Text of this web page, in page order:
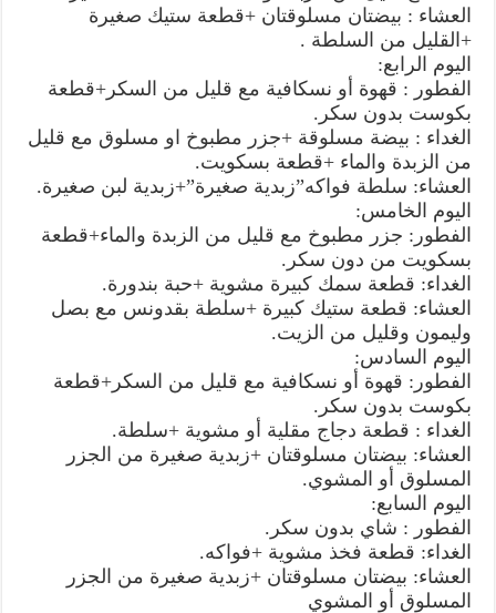
العشاء : بيضتان مسلوقتان +قطعة ستيك صغيرة
+القليل من السلطة .
اليوم الرابع:
الفطور : قهوة أو نسكافية مع قليل من السكر+قطعة
بكوست بدون سكر.
الغداء : بيضة مسلوقة +جزر مطبوخ او مسلوق مع قليل
من الزبدة والماء +قطعة بسكويت.
العشاء: سلطة فواكه”زبدية صغيرة”+زبدية لبن صغيرة.
اليوم الخامس:
الفطور: جزر مطبوخ مع قليل من الزبدة والماء+قطعة
بسكويت من دون سكر.
الغداء: قطعة سمك كبيرة مشوية +حبة بندورة.
العشاء: قطعة ستيك كبيرة +سلطة بقدونس مع بصل
وليمون وقليل من الزيت.
اليوم السادس:
الفطور: قهوة أو نسكافية مع قليل من السكر+قطعة
بكوست بدون سكر.
الغداء : قطعة دجاج مقلية أو مشوية +سلطة.
العشاء: بيضتان مسلوقتان +زبدية صغيرة من الجزر
المسلوق أو المشوي.
اليوم السابع:
الفطور : شاي بدون سكر.
الغداء: قطعة فخذ مشوية +فواكه.
العشاء: بيضتان مسلوقتان +زبدية صغيرة من الجزر
المسلوق أو المشوي